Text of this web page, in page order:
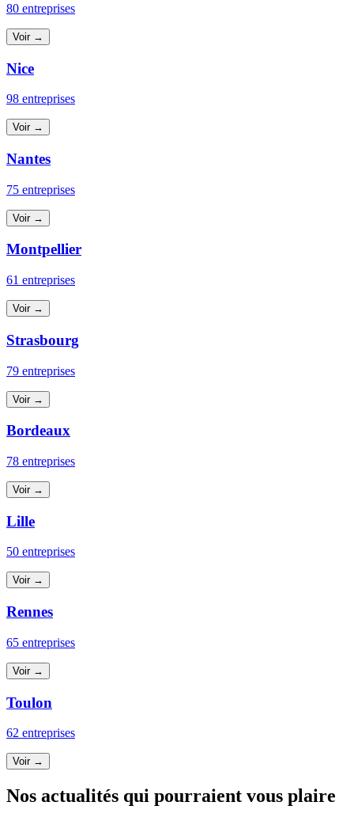
80 entreprises
Voir →
Nice
98 entreprises
Voir →
Nantes
75 entreprises
Voir →
Montpellier
61 entreprises
Voir →
Strasbourg
79 entreprises
Voir →
Bordeaux
78 entreprises
Voir →
Lille
50 entreprises
Voir →
Rennes
65 entreprises
Voir →
Toulon
62 entreprises
Voir →
Nos actualités qui pourraient vous plaire